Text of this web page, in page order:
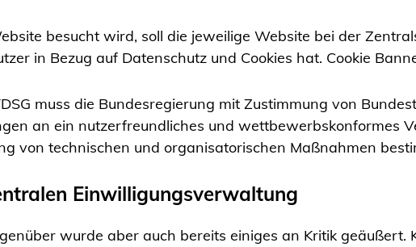
besucht wird, soll die jeweilige Website bei der
in Bezug auf Datenschutz und Cookies hat. Cookie
muss die Bundesregierung mit Zustimmung von
an ein nutzerfreundliches und wettbewerbskonformes
von technischen und organisatorischen Maßnahmen
Einwilligungsverwaltung
wurde aber auch bereits einiges an Kritik geäußert.